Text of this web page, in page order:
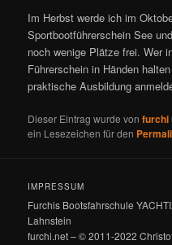
Im Herbst werde ich im
Sportbootführerschein See
noch wenige Plätze frei. Wer
Führerschein in Händen
praktische Ausbildung
Dieser Eintrag wurde vonfurchi
ein Lesezeichen für den
IMPRESSUM
Furchis Bootsfahrschule
Lahnstein
furchi.net – © 2011-2022